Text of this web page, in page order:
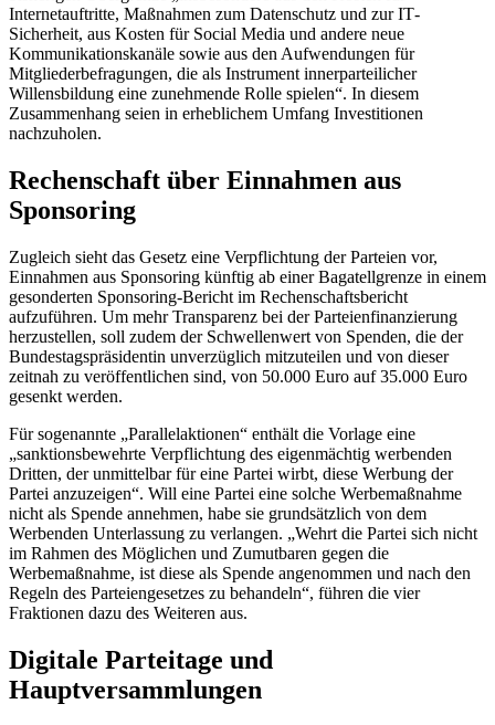
Internetauftritte, Maßnahmen zum Datenschutz und zurIT-
Sicherheit, aus Kosten für Social Media und andere neue
Kommunikationskanäle sowie aus den Aufwendungen für
Mitgliederbefragungen, die als Instrument innerparteilicher
Willensbildung eine zunehmende Rolle spielen“. In diesem
Zusammenhang seien in erheblichem Umfang Investitionen
nachzuholen.
Rechenschaft über Einnahmen aus
Sponsoring
Zugleich sieht das Gesetz eine Verpflichtung der Parteien vor,
Einnahmen aus Sponsoring künftig ab einer Bagatellgrenze in einem
gesonderten Sponsoring-Bericht im Rechenschaftsbericht
aufzuführen. Um mehr Transparenz bei der Parteienfinanzierung
herzustellen, soll zudem der Schwellenwert von Spenden, die der
Bundestagspräsidentin unverzüglich mitzuteilen und von dieser
zeitnah zu veröffentlichen sind, von 50.000 Euro auf 35.000 Euro
gesenkt werden.
Für sogenannte „Parallelaktionen“ enthält die Vorlage eine
„sanktionsbewehrte Verpflichtung des eigenmächtig werbenden
Dritten, der unmittelbar für eine Partei wirbt, diese Werbung der
Partei anzuzeigen“. Will eine Partei eine solche Werbemaßnahme
nicht als Spende annehmen, habe sie grundsätzlich von dem
Werbenden Unterlassung zu verlangen. „Wehrt die Partei sich nicht
im Rahmen des Möglichen und Zumutbaren gegen die
Werbemaßnahme, ist diese als Spende angenommen und nach den
Regeln des Parteiengesetzes zu behandeln“, führen die vier
Fraktionen dazu des Weiteren aus.
Digitale Parteitage und
Hauptversammlungen